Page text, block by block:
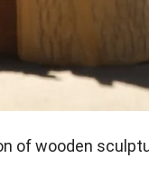
of wooden